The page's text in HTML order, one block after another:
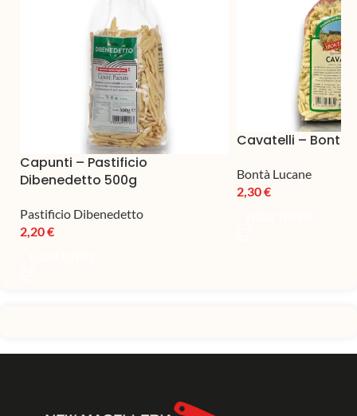
Capunti – Pastificio
Dibenedetto 500g
Pastificio Dibenedetto
2,20€
Cavatelli – Bontà
Bontà Lucane
2,30€